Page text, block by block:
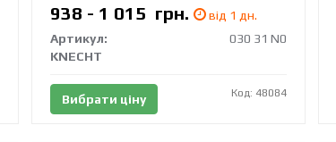
938 - 1 015 грн.
від 1 дн.
Артикул:
030 31 N0
KNECHT
Вибрати ціну Код: 48084